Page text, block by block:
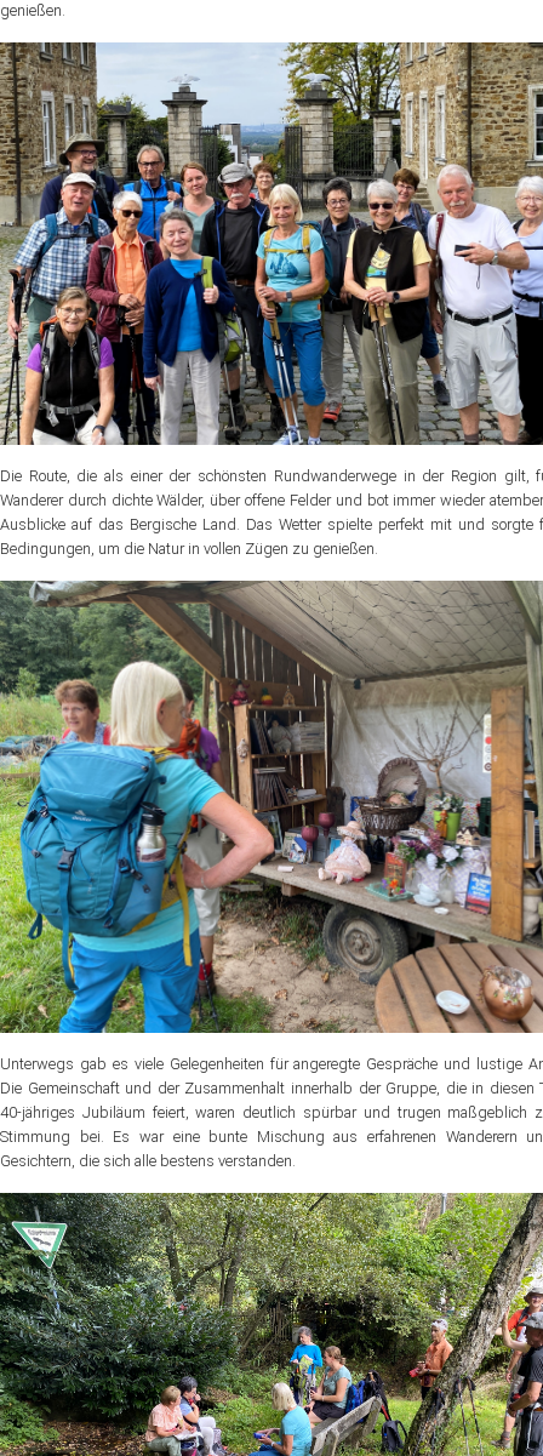
genießen.
Die Route, die als einer der schönsten Rundwanderwege in der Region gilt,
Wanderer durch dichte Wälder, über offene Felder und bot immer wieder
Ausblicke auf das Bergische Land. Das Wetter spielte perfekt mit und sorgte
Bedingungen, um die Natur in vollen Zügen zu genießen.
Unterwegs gab es viele Gelegenheiten für angeregte Gespräche und lustige
Die Gemeinschaft und der Zusammenhalt innerhalb der Gruppe, die in diesen
40-jähriges Jubiläum feiert, waren deutlich spürbar und trugen maßgeblich
Stimmung bei. Es war eine bunte Mischung aus erfahrenen Wanderern
Gesichtern, die sich alle bestens verstanden.